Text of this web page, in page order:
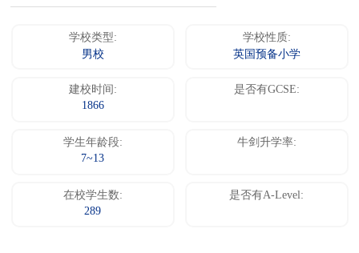
学校类型:
男校
学校性质:
英国预备小学
建校时间:
1866
是否有GCSE:
学生年龄段:
7~13
牛剑升学率:
在校学生数:
289
是否有A-Level: